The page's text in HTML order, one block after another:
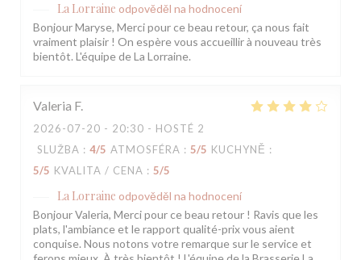
La Lorraine odpověděl na hodnocení
Bonjour Maryse, Merci pour ce beau retour, ça nous fait
vraiment plaisir ! On espère vous accueillir à nouveau très
bientôt. L'équipe de La Lorraine.
Valeria F
2026-07-20 - 20:30 - HOSTÉ 2
SLUŽBA : 4/5 ATMOSFÉRA : 5/5 KUCHYNĚ :
5/5 KVALITA / CENA : 5/5
La Lorraine odpověděl na hodnocení
Bonjour Valeria, Merci pour ce beau retour ! Ravis que les
plats, l'ambiance et le rapport qualité-prix vous aient
conquise. Nous notons votre remarque sur le service et